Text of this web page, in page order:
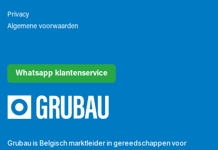
Privacy
Algemene voorwaarden​
Whatsapp klantenservice
Grubau is Belgisch marktleider in gereedschappen voor